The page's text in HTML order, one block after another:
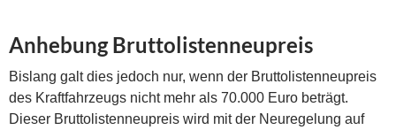
Anhebung Bruttolistenneupreis
Bislang galt dies jedoch nur, wenn der Bruttolistenneupreis
des Kraftfahrzeugs nicht mehr als 70.000 Euro beträgt.
Dieser Bruttolistenneupreis wird mit der Neuregelung auf